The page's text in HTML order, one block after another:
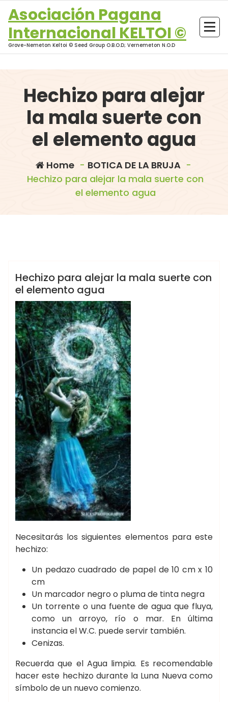
content
Asociación Pagana
Internacional KELTOI ©
Grove-Nemeton Keltoi © Seed Group O.B.O.D; Vernemeton N.O.D
Hechizo para alejar
la mala suerte con
el elemento agua
Home- BOTICA DE LA BRUJA-
Hechizo para alejar la mala suerte con
el elemento agua
BOTICA DE LA BRUJA MAGIA WICCA ☽✪☾
Hechizo para alejar la mala suerte con
el elemento agua
Necesitarás los siguientes elementos para este
hechizo:
Un pedazo cuadrado de papel de 10 cm x 10
cm
Un marcador negro o pluma de tinta negra
Un torrente o una fuente de agua que fluya,
como un arroyo, río o mar. En última
instancia el W.C. puede servir también.
Cenizas.
Recuerda que el Agua limpia. Es recomendable
hacer este hechizo durante la Luna Nueva como
símbolo de un nuevo comienzo.